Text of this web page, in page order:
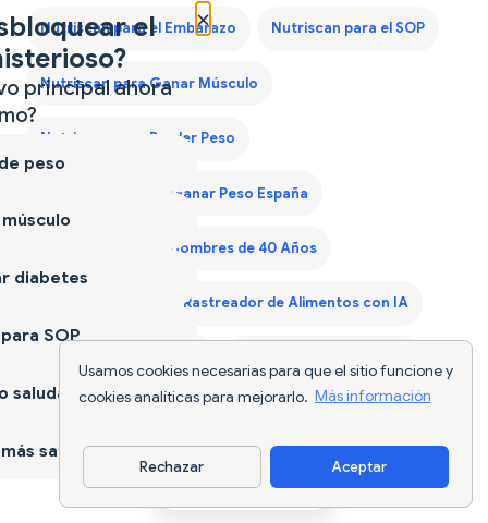
Usamos cookies necesarias para que el sitio funcione y
cookies analíticas para mejorarlo. Más información
Rechazar Aceptar
Nutriscan para el Embarazo Nutriscan para el SOP
Nutriscan para Ganar Músculo
Nutriscan para Perder Peso
Plan de Dieta para Ganar Peso España
Plan de Dieta para Hombres de 40 Años
Rastreador de Alimentos con IA
Descargar app
×
el
principal ahora
peso
diabetes
SOP
saludable
sano